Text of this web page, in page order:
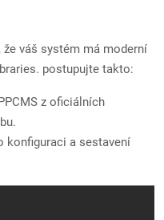
váš systém má moderní
postupujte takto:
z oficiálních
konfiguraci a sestavení